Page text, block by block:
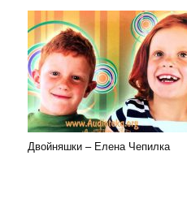
Двойняшки – Елена Чепилка